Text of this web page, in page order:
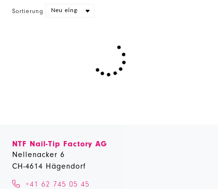
Sortierung
NTF Nail-Tip Factory AG
Nellenacker 6
CH-4614 Hägendorf
+41 62 745 05 45